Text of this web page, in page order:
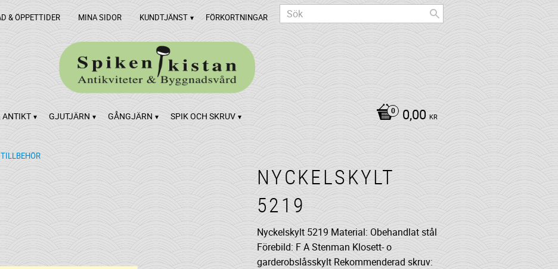
& ÖPPETTIDER MINA SIDOR KUNDTJÄNST FÖRKORTNINGAR
0,00 KR
ANTIKT GJUTJÄRN GÅNGJÄRN SPIK OCH SKRUV
NYCKELSKYLT
5219
Nyckelskylt 5219 Material: Obehandlat stål
Förebild: F A Stenman Klosett- o
garderobslåsskylt Rekommenderad skruv: